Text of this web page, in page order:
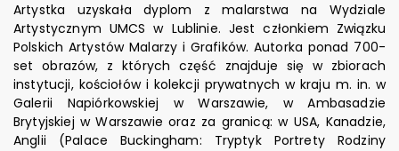
Artystka uzyskała dyplom z malarstwa na Wydziale
Artystycznym UMCS w Lublinie. Jest członkiem Związku
Polskich Artystów Malarzy i Grafików. Autorka ponad 700-
set obrazów, z których część znajduje się w zbiorach
instytucji, kościołów i kolekcji prywatnych w kraju m. in. w
Galerii Napiórkowskiej w Warszawie, w Ambasadzie
Brytyjskiej w Warszawie oraz za granicą: w USA, Kanadzie,
Anglii (Palace Buckingham: Tryptyk Portrety Rodziny